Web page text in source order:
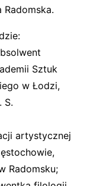
Sztuk
w Łodzi,
S.
artystycznej
Radomsku;